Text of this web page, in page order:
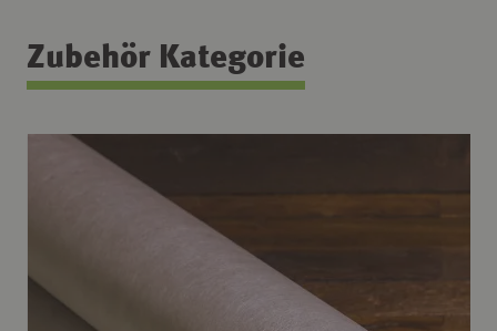
Zubehör Kategorie